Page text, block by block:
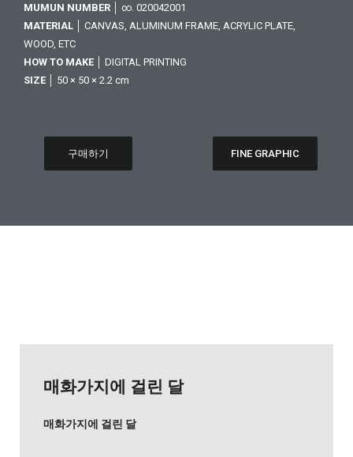
MUMUN NUMBER │ ∞. 020042001
MATERIAL │ CANVAS, ALUMINUM FRAME, ACRYLIC PLATE,
WOOD, ETC
HOW TO MAKE │ DIGITAL PRINTING
SIZE │ 50 × 50 × 2.2 cm
구매하기 FINE GRAPHIC
매화가지에 걸린 달
매화가지에 걸린 달